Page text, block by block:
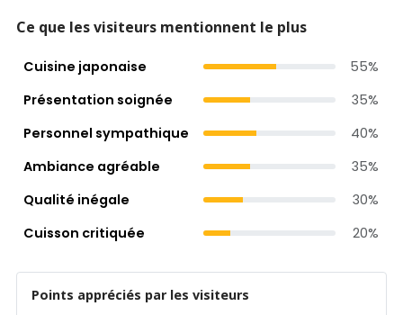
Ce que les visiteurs mentionnent le plus
Cuisine japonaise
55%
Présentation soignée
35%
Personnel sympathique
40%
Ambiance agréable
35%
Qualité inégale
30%
Cuisson critiquée
20%
Points appréciés par les visiteurs